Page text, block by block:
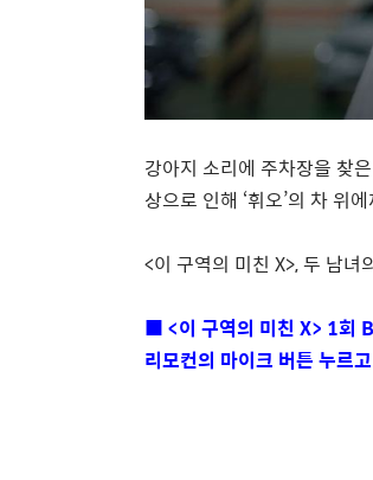
강아지 소리에 주차장을 찾은
상으로 인해 ‘휘오’의 차 위
<이 구역의 미친 X>,두 남녀
■ <이 구역의 미친 X> 1회
리모컨의 마이크 버튼 누르고